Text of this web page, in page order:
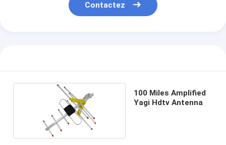
Contactez
100 Miles Amplified
Yagi Hdtv Antenna